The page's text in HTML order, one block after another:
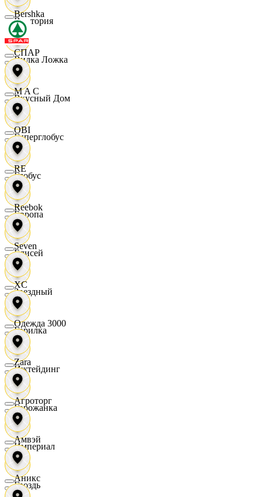
Виктория
Вилка Ложка
Вкусный Дом
Гиперглобус
Глобус
Европа
Елисей
Звездный
Горилка
Ижтейдинг
Горожанка
Империал
Гроздь
Bershka
СПАР
M A C
OBI
RE
Reebok
Seven
XC
Одежда 3000
Zara
Агроторг
Амвэй
Аникс